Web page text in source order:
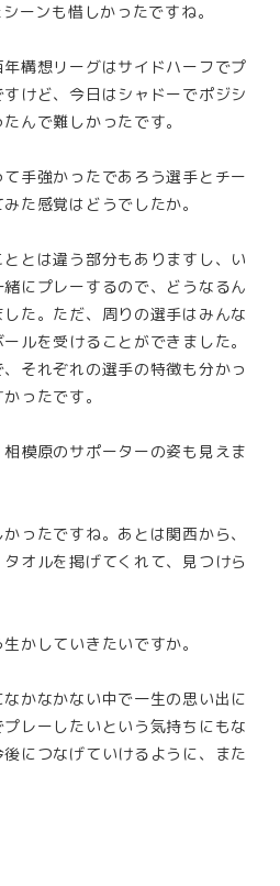
ーンも惜しかったですね。
構想リーグはサイドハーフでプ
けど、今日はシャドーでポジシ
んで難しかったです。
手強かったであろう選手とチー
た感覚はどうでしたか。
とは違う部分もありますし、い
にプレーするので、どうなるん
た。ただ、周りの選手はみんな
ルを受けることができました。
それぞれの選手の特徴も分かっ
ったです。
模原のサポーターの姿も見えま
ったですね。あとは関西から、
オルを掲げてくれて、見つけら
かしていきたいですか。
かなかない中で一生の思い出に
レーしたいという気持ちにもな
につなげていけるように、また